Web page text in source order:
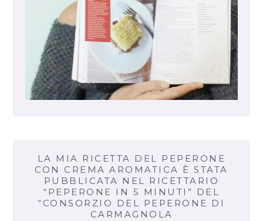
LA MIA RICETTA DEL PEPERONE
CON CREMA AROMATICA È STATA
PUBBLICATA NEL RICETTARIO
“PEPERONE IN 5 MINUTI” DEL
“CONSORZIO DEL PEPERONE DI
CARMAGNOLA